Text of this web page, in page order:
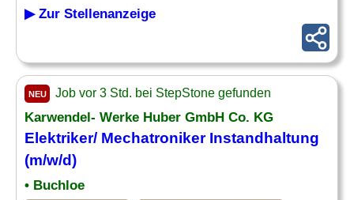
▶ Zur Stellenanzeige
NEU Job vor 3 Std. bei StepStone gefunden
Karwendel- Werke Huber GmbH Co. KG
Elektriker/ MechatronikerInstandhaltung
(m/w/d)
• Buchloe